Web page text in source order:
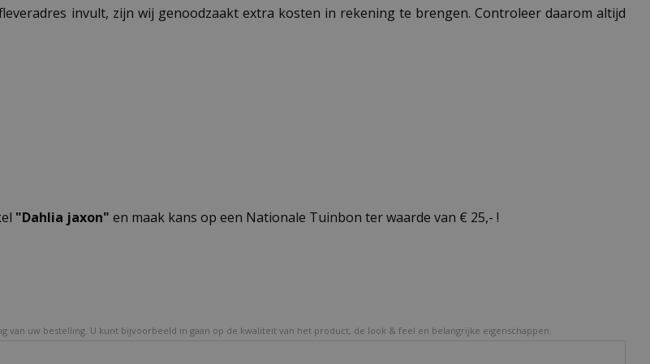
invult, zijn wij genoodzaakt extra kosten in rekening te brengen. Controleer daarom altijd
"Dahlia jaxon" en maak kans op een Nationale Tuinbon ter waarde van € 25,- !
uw bestelling. U kunt bijvoorbeeld in gaan op de kwaliteit van het product, de look & feel en belangrijke eigenschappen.